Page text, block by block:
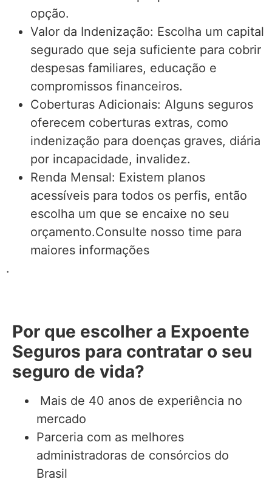
opção.
Valor da Indenização: Escolha um capital
segurado que seja suficiente para cobrir
despesas familiares, educação e
compromissos financeiros.
Coberturas Adicionais: Alguns seguros
oferecem coberturas extras, como
indenização para doenças graves, diária
por incapacidade, invalidez.
Renda Mensal: Existem planos
acessíveis para todos os perfis, então
escolha um que se encaixe no seu
orçamento.Consulte nosso time para
maiores informações
.
Por que escolher a Expoente
Seguros para contratar o seu
seguro de vida?
Mais de 40 anos de experiência no
mercado
Parceria com as melhores
administradoras de consórcios do
Brasil